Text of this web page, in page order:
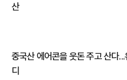
산
중국산 에어콘을 웃돈 주고 산다...
디